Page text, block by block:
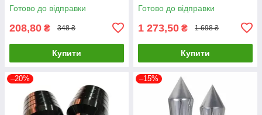
Готово до відправки
208,80 ₴ 348 ₴
Купити
Готово до відправки
1 273,50 ₴ 1 698 ₴
Купити
–20% –15%